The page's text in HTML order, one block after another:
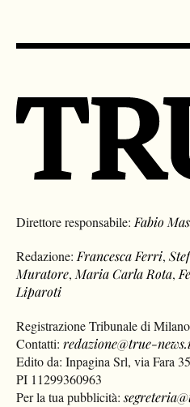
Direttore responsabile: Fabio
Redazione: Francesca Ferri,
Muratore, Maria Carla Rota,
Liparoti
Registrazione Tribunale di
Contatti:redazione@true-
Edito da: Inpagina Srl, via Fara
PI 11299360963
Per la tua pubblicità: